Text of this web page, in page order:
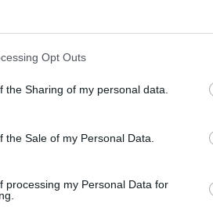
Opt Outs
the Sharing of my personal data.
the Sale of my Personal Data.
processing my Personal Data for